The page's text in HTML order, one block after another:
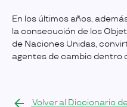
En los últimos años,
la consecución de los
de Naciones Unidas,
agentes de cambio dentro
Volver al Diccionario